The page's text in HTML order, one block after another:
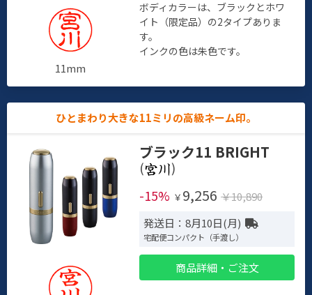
11mm
ボディカラーは、ブラックとホワ
イト（限定品）の2タイプありま
す。
インクの色は朱色です。
ひとまわり大きな11ミリの高級ネーム印。
ブラック11 BRIGHT
(
)
-15% ￥ 9,256 ￥10,890
発送日：8月10日(月)
宅配便コンパクト（手渡し）
商品詳細・ご注文